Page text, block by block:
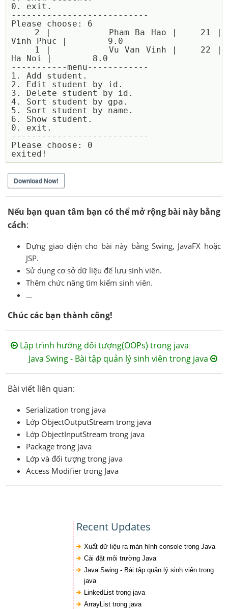
0. exit.
---------------------------
Please choose: 6
Vinh Phuc |        9.0
Ha Noi |        8.0
-----------menu------------
1. Add student.
2. Edit student by id.
3. Delete student by id.
4. Sort student by gpa.
5. Sort student by name.
6. Show student.
0. exit.
---------------------------
Please choose: 0
Download Now!
Nếu bạn quan tâm bạn có thể mở rộng bài này bằng
cách:
Dựng giao diện cho bài này bằng Swing, JavaFX hoặc
JSP.
Sử dụng cơ sở dữ liệu để lưu sinh viên.
Thêm chức năng tìm kiếm sinh viên.
...
Chúc các bạn thành công!
Lập trình hướng đối tượng(OOPs) trong java
Java Swing - Bài tập quản lý sinh viên trong java
Bài viết liên quan:
Serialization trong java
Lớp ObjectOutputStream trong java
Lớp ObjectInputStream trong java
Package trong java
Lớp và đối tượng trong java
Access Modifier trong Java
Recent Updates
Xuất dữ liệu ra màn hình console trong Java
Cài đặt môi trường Java
Java Swing - Bài tập quản lý sinh viên trong
java
LinkedList trong java
ArrayList trong java